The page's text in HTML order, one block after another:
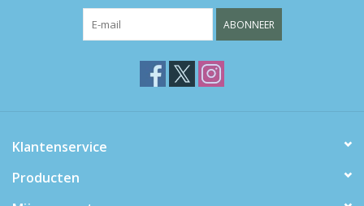
ABONNEER
Klantenservice
Producten